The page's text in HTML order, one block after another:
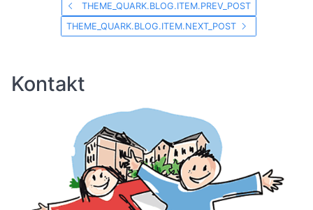
THEME_QUARK.BLOG.ITEM.PREV_POST
THEME_QUARK.BLOG.ITEM.NEXT_POST
Kontakt